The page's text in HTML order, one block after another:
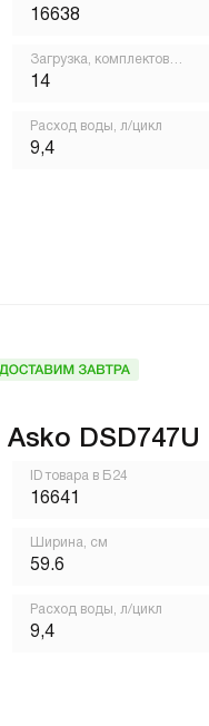
16638
Загрузка, комплектов
посуды
14
Расход воды, л/цикл
9,4
Asko DSD747U
ID товара в Б24
16641
Ширина, см
59.6
Расход воды, л/цикл
9,4